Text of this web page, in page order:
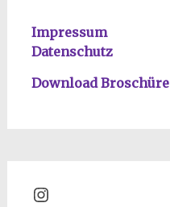
Impressum
Datenschutz
Download Broschüre
Instagram